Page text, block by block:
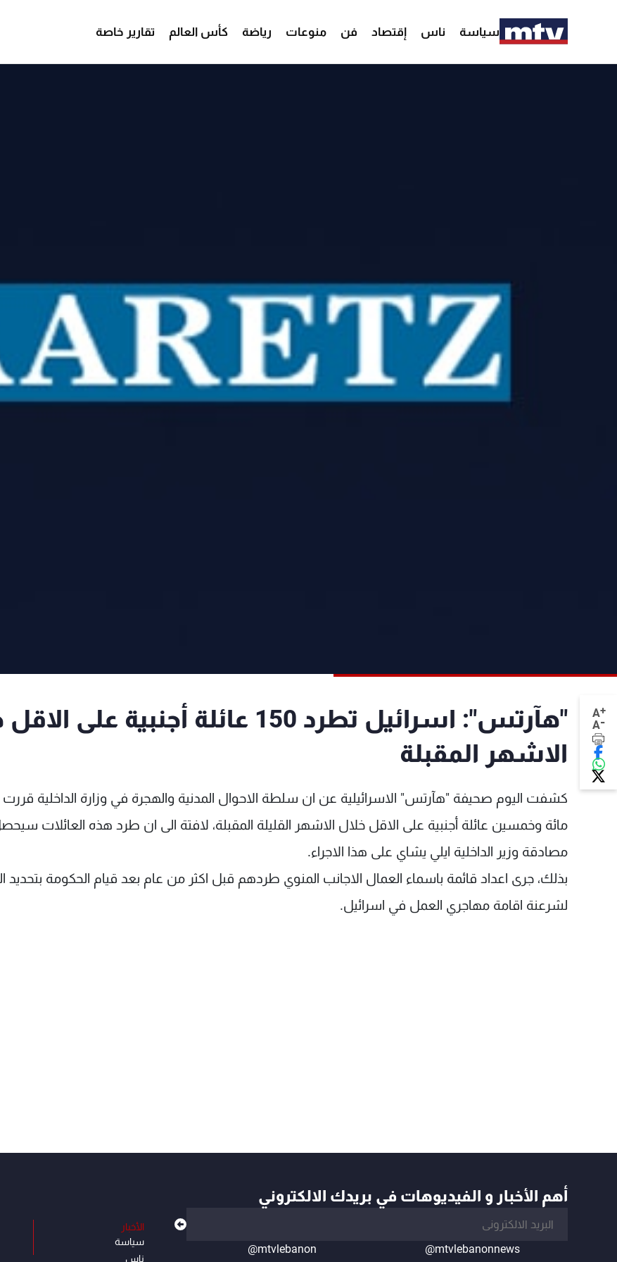
سياسة ناس إقتصاد فن منوعات رياضة كأس العالم تقارير خاصة
A+
A-
"هآرتس": اسرائيل تطرد 150 عائلة أجنبية على
الاشهر المقبلة
كشفت اليوم صحيفة "هآرتس" الاسرائيلية عن ان سلطة الاحوال المدنية والهجرة في وزارة الداخلية
مائة وخمسين عائلة أجنبية على الاقل خلال الاشهر القليلة المقبلة، لافتة الى ان طرد هذه العائلات
مصادقة وزير الداخلية ايلي يشاي على هذا الاجراء.
بذلك، جرى اعداد قائمة باسماء العمال الاجانب المنوي طردهم قبل اكثر من عام بعد قيام الحكومة بتحديد
لشرعنة اقامة مهاجري العمل في اسرائيل.
أهم الأخبار و الفيديوهات في بريدك الالكتروني
@mtvlebanonnews
@mtvlebanon
الأخبار
سياسة
ناس